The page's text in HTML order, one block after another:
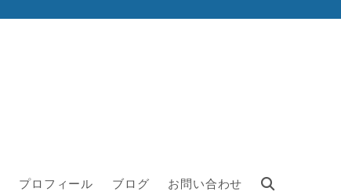
プロフィール ブログ お問い合わせ